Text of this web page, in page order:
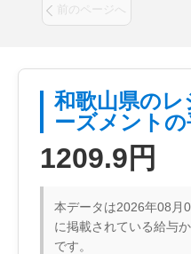
前のページへ
和歌山県のレ
ーズメント
1209.9円
本データは2026年08月
に掲載されている給与
です。